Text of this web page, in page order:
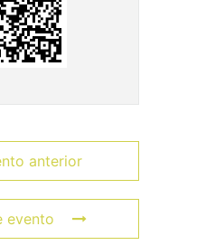
anterior
evento